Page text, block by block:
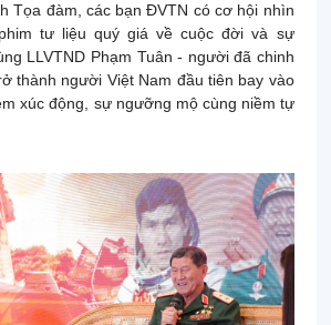
Tọa đàm, các bạn ĐVTN có cơ hội nhìn
tư liệu quý giá về cuộc đời và sự
LLVTND Phạm Tuân - người đã chinh
thành người Việt Nam đầu tiên bay vào
xúc động, sự ngưỡng mộ cùng niềm tự